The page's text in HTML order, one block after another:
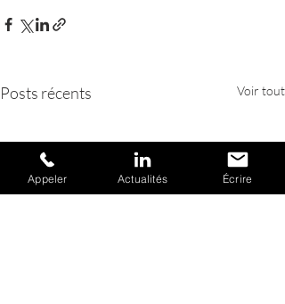
Posts récents Voir tout
Appeler Actualités Écrire